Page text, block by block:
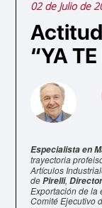
02 de Julio de
“YA
Especialista en
trayectoria
Artículos
dePirelli,
Exportación de la
Comité Ejecutivo